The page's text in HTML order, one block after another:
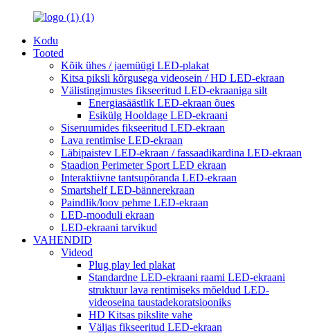
Kodu
Tooted
Kõik ühes / jaemüügi LED-plakat
Kitsa piksli kõrgusega videosein / HD LED-ekraan
Välistingimustes fikseeritud LED-ekraaniga silt
Energiasäästlik LED-ekraan õues
Esikülg Hooldage LED-ekraani
Siseruumides fikseeritud LED-ekraan
Lava rentimise LED-ekraan
Läbipaistev LED-ekraan / fassaadikardina LED-ekraan
Staadion Perimeter Sport LED ekraan
Interaktiivne tantsupõranda LED-ekraan
Smartshelf LED-bännerekraan
Paindlik/loov pehme LED-ekraan
LED-mooduli ekraan
LED-ekraani tarvikud
VAHENDID
Videod
Plug play led plakat
Standardne LED-ekraani raami LED-ekraani
struktuur lava rentimiseks mõeldud LED-
videoseina taustadekoratsiooniks
HD Kitsas pikslite vahe
Väljas fikseeritud LED-ekraan